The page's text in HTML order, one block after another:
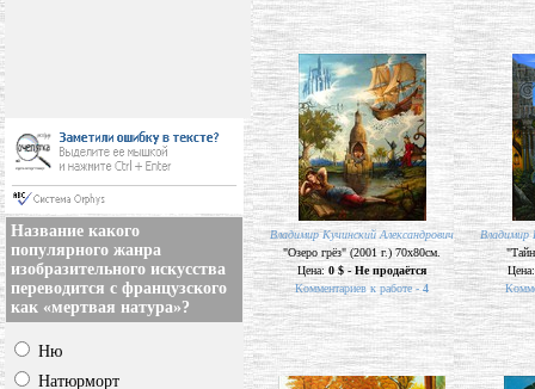
Название какого
популярного жанра
изобразительного искусства
переводится с французского
как «мертвая натура»?
Ню
Натюрморт
Владимир Кучинский Александрович
"Озеро грёз" (2001 г.) 70х80см.
Цена: 0 $ - Не продаётся
Комментариев к работе -4
Владимир